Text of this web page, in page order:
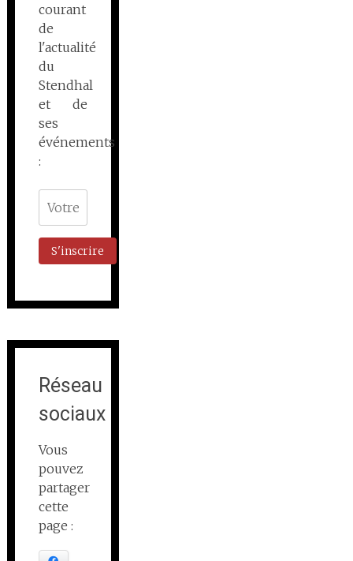
courant
de
l'actualité
du
Stendhal
et de
ses
événements
:
Réseau
sociaux
Vous
pouvez
partager
cette
page :